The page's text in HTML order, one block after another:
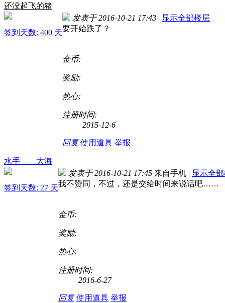
还没起飞的猪
签到天数: 400 天
发表于 2016-10-21 17:43 | 显示全部楼层
要开始跌了？
金币:
奖励:
热心:
注册时间:
2015-12-6
回复 使用道具 举报
水手——大海
签到天数: 27 天
发表于 2016-10-21 17:45 来自手机 | 显示全
我不赞同，不过，还是交给时间来说话吧……
金币:
奖励:
热心:
注册时间:
2016-6-27
回复 使用道具 举报